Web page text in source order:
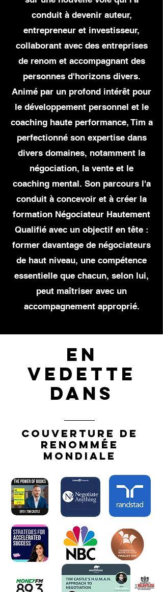
conduit à devenir auteur,
entrepreneur et investisseur,
collaborant avec des entreprises
de renom et accompagnant des
personnes d'horizons divers.
Animé par un profond intérêt pour
le développement personnel et le
coaching haute performance, Tim a
perfectionné son expertise dans
divers domaines, notamment la
négociation, la vente et le
coaching mental. Son parcours l'a
conduit à concevoir et à créer la
formation Négociateur Hautement
Qualifié avec un objectif en tête :
former davantage de négociateurs
de haut niveau, une compétence
essentielle que chacun, selon lui,
peut maîtriser avec un
accompagnement approprié.
En
vedette
dans
couverture de
renommée
mondiale